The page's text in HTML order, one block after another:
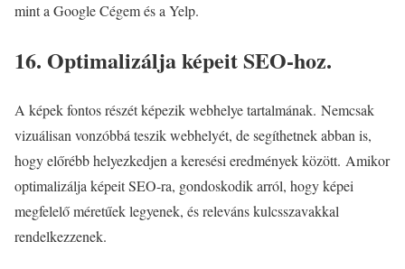
mint a Google Cégem és a Yelp.
16. Optimalizálja képeit SEO-hoz.
A képek fontos részét képezik webhelye tartalmának. Nemcsak
vizuálisan vonzóbbá teszik webhelyét, de segíthetnek abban is,
hogy előrébb helyezkedjen a keresési eredmények között. Amikor
optimalizálja képeit SEO-ra, gondoskodik arról, hogy képei
megfelelő méretűek legyenek, és releváns kulcsszavakkal
rendelkezzenek.